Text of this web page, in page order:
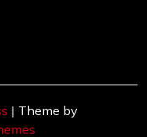
| Theme by